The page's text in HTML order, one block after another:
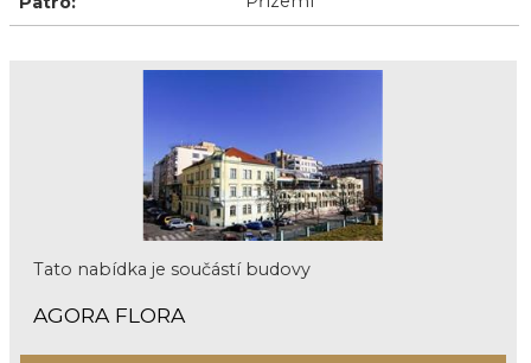
Tato nabídka je součástí budovy
AGORA FLORA